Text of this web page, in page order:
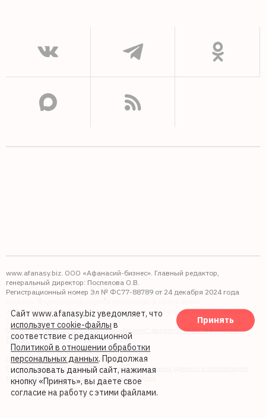
www.afanasy.biz. ООО «Афанасий-бизнес». Главный редактор,
генеральный директор: Поспелова О.В.
Регистрационный номер Эл № ФС77-88789 от 24 декабря 2024 года
Выдано: Федеральная служба по надзору в сфере связи,
информационных технологий и массовых коммуникаций (Роскомнадзор).
Правопреемником АО "Афанасий-бизнес" является ООО "Афанасий-
бизнес"
Политика обработки файлов cookie
Политика в отношении обработки персональных данных и реализации
требований к защите персональных данных
Сайт www.afanasy.biz уведомляет, что
использует cookie-файлы в
соответствие с редакционной
Политикой в отношении обработки
персональных данных. Продолжая
использовать данный сайт, нажимая
кнопку «Принять», вы даете свое
согласие на работу с этими файлами.
Принять